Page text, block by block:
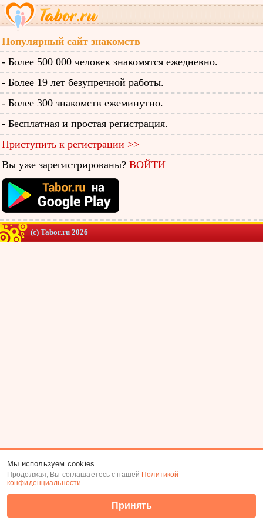
Популярный сайт знакомств
- Более 500 000 человек знакомятся ежедневно.
- Более 19 лет безупречной работы.
- Более 300 знакомств ежеминутно.
- Бесплатная и простая регистрация.
Приступить к регистрации >>
Вы уже зарегистрированы? ВОЙТИ
(c) Tabor.ru 2026
Мы используем cookies
Продолжая, Вы соглашаетесь с нашей Политикой
конфиденциальности.
Принять